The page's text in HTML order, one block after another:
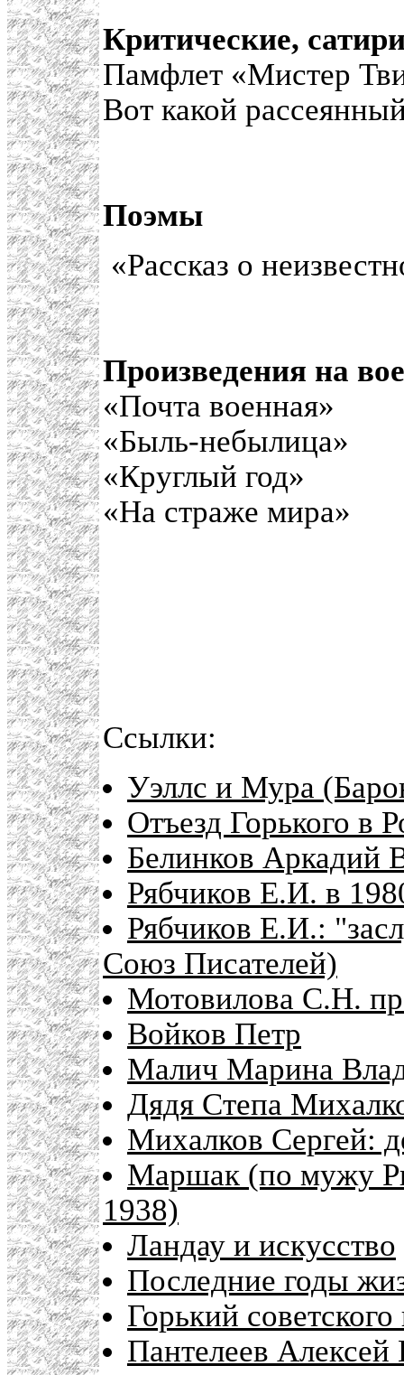
Критические,
Памфлет «Мистер
Вот какой
Поэмы
«Рассказ о
Произведения на
«Почта военная»
«Быль-небылица»
«Круглый год»
«На страже мира»
Ссылки:
Уэллс и Мура
Отъезд Горького
Белинков Аркадий
Рябчиков Е.И. в
Рябчиков Е.И.:
Союз Писателей)
Мотовилова С.Н.
Войков Петр
Малич Марина
Дядя Степа
Михалков Сергей:
Маршак (по мужу
1938)
Ландау и искусство
Последние годы
Горький
Пантелеев